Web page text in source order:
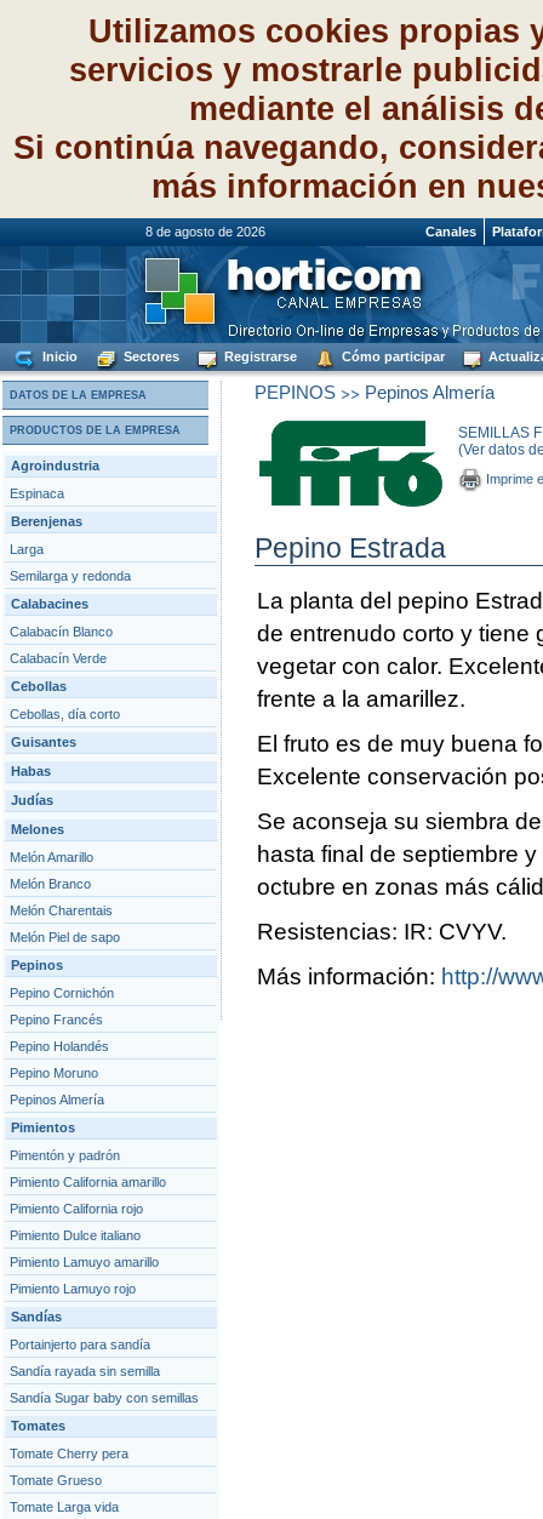
Utilizamos cookies propias
servicios y mostrarle
mediante el análisis
Si continúa navegando,
más información en
8 de agosto de 2026 Canales
Inicio Sectores Registrarse Cómo participar
DATOS DE LA EMPRESA
PRODUCTOS DE LA EMPRESA
Agroindustria
Espinaca
Berenjenas
Larga
Semilarga y redonda
Calabacines
Calabacín Blanco
Calabacín Verde
Cebollas
Cebollas, día corto
Guisantes
Habas
Judías
Melones
Melón Amarillo
Melón Branco
Melón Charentais
Melón Piel de sapo
Pepinos
Pepino Cornichón
Pepino Francés
Pepino Holandés
Pepino Moruno
Pepinos Almería
Pimientos
Pimentón y padrón
Pimiento California amarillo
Pimiento California rojo
Pimiento Dulce italiano
Pimiento Lamuyo amarillo
Pimiento Lamuyo rojo
Sandías
Portainjerto para sandía
Sandía rayada sin semilla
Sandía Sugar baby con semillas
Tomates
Tomate Cherry pera
Tomate Grueso
Tomate Larga vida
PEPINOS>> Pepinos Almería
SEMILLAS
(Ver datos
Imprime
Pepino Estrada
La planta del pepino
de entrenudo corto y tiene
vegetar con calor.
frente a la amarillez.
El fruto es de muy buena
Excelente conservación
Se aconseja su siembra
hasta final de septiembre
octubre en zonas más
Resistencias: IR: CVYV.
Más información: http://